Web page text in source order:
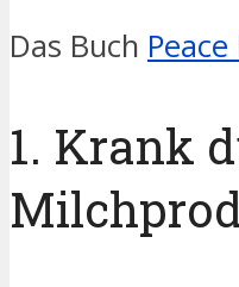
Das Buch Peace
1. Krank